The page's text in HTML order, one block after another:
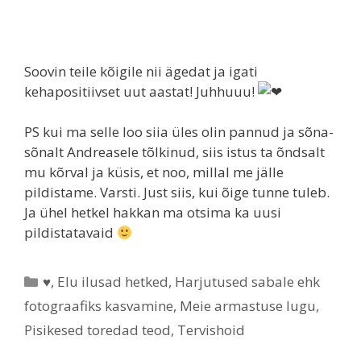
Soovin teile kõigile nii ägedat ja igati
kehapositiivset uut aastat! Juhhuuu!
PS kui ma selle loo siia üles olin pannud ja sõna-
sõnalt Andreasele tõlkinud, siis istus ta õndsalt
mu kõrval ja küsis, et noo, millal me jälle
pildistame. Varsti. Just siis, kui õige tunne tuleb.
Ja ühel hetkel hakkan ma otsima ka uusi
pildistatavaid
♥, Elu ilusad hetked, Harjutused sabale ehk
fotograafiks kasvamine, Meie armastuse lugu,
Pisikesed toredad teod, Tervishoid